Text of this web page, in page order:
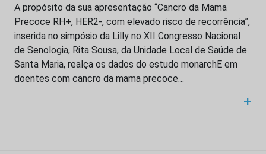
A propósito da sua apresentação “Cancro da Mama
Precoce RH+, HER2-, com elevado risco de recorrência”,
inserida no simpósio da Lilly no XII Congresso Nacional
de Senologia, Rita Sousa, da Unidade Local de Saúde de
Santa Maria, realça os dados do estudo monarchE em
doentes com cancro da mama precoce…
+